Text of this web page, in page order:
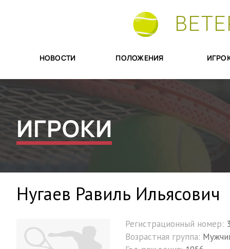
НОВОСТИ ПОЛОЖЕНИЯ
ИГРОКИ
Нугаев Равиль Ильясович
Регистрационный номер:
Возрастная группа: